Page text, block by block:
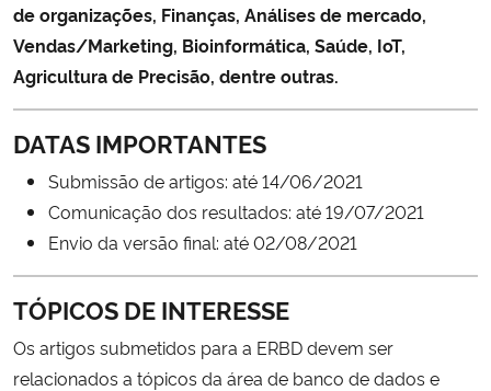
de organizações, Finanças, Análises de mercado,
Vendas/Marketing, Bioinformática, Saúde, IoT,
Agricultura de Precisão, dentre outras.
DATAS IMPORTANTES
Submissão de artigos: até 14/06/2021
Comunicação dos resultados: até 19/07/2021
Envio da versão final: até 02/08/2021
TÓPICOS DE INTERESSE
Os artigos submetidos para a ERBD devem ser
relacionados a tópicos da área de banco de dados e